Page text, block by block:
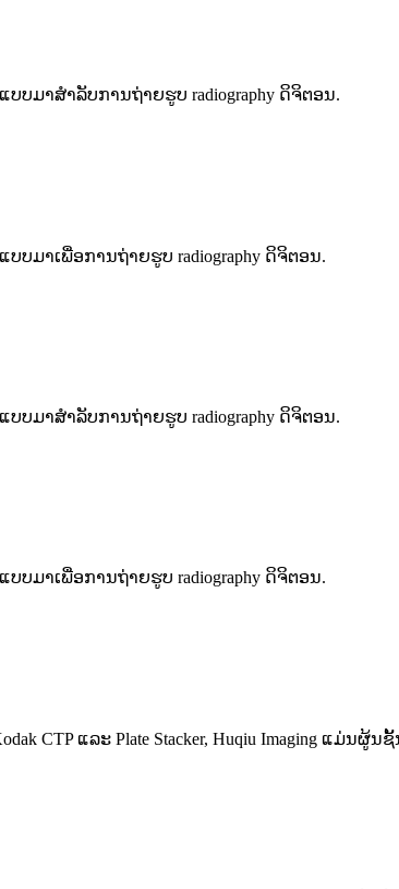
ແບບມາສໍາລັບການຖ່າຍຮູບ radiography ດິຈິຕອນ.
ບບມາເພື່ອການຖ່າຍຮູບ radiography ດິຈິຕອນ.
ແບບມາສໍາລັບການຖ່າຍຮູບ radiography ດິຈິຕອນ.
ບບມາເພື່ອການຖ່າຍຮູບ radiography ດິຈິຕອນ.
CTP ແລະ Plate Stacker, Huqiu Imaging ແມ່ນຜູ້